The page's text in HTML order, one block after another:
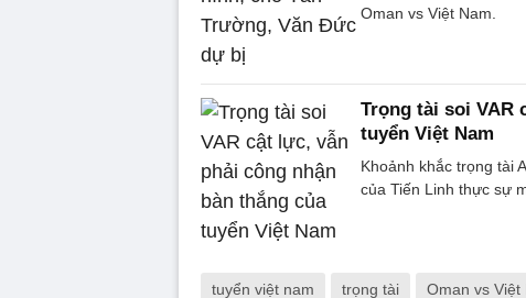
Oman vs Việt Nam.
Trọng tài soi VAR
tuyển Việt Nam
Khoảnh khắc trọng tài
của Tiến Linh thực sự
tuyển việt nam trọng tài Oman vs Việt